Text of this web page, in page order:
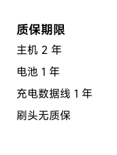
质保期限
主机 2 年
电池 1 年
充电数据线 1 年
刷头无质保